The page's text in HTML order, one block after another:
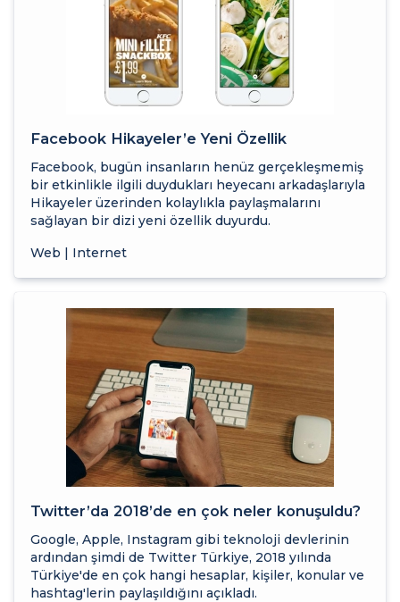
Facebook Hikayeler’e Yeni Özellik
Facebook, bugün insanların henüz gerçekleşmemiş
bir etkinlikle ilgili duydukları heyecanı arkadaşlarıyla
Hikayeler üzerinden kolaylıkla paylaşmalarını
sağlayan bir dizi yeni özellik duyurdu.
Web | Internet
Twitter’da 2018’de en çok neler konuşuldu?
Google, Apple, Instagram gibi teknoloji devlerinin
ardından şimdi de Twitter Türkiye, 2018 yılında
Türkiye'de en çok hangi hesaplar, kişiler, konular ve
hashtag'lerin paylaşıldığını açıkladı.